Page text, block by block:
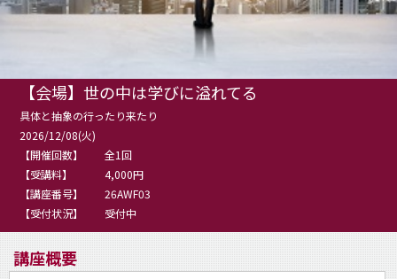
【会場】世の中は学びに溢れてる
具体と抽象の行ったり来たり
2026/12/08(火)
【開催回数】
全1回
【受講料】
4,000円
【講座番号】
26AWF03
【受付状況】
受付中
講座概要